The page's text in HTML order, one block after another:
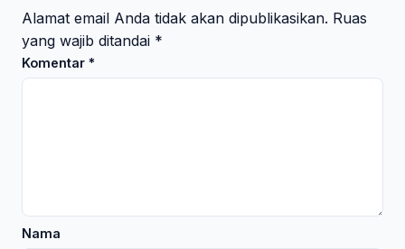
Alamat email Anda tidak akan dipublikasikan. Ruas
yang wajib ditandai *
Komentar *
Nama